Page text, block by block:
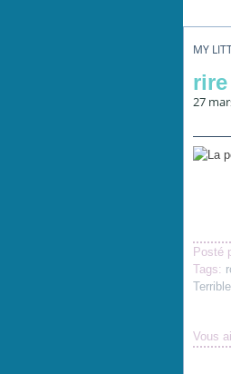
MY
rire
27
Posté
Tags:
Vous